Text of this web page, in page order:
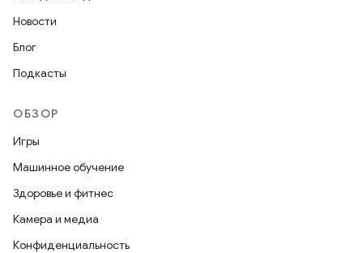
Новости
Блог
Подкасты
ОБЗОР
Игры
Машинное обучение
Здоровье и фитнес
Камера и медиа
Конфиденциальность